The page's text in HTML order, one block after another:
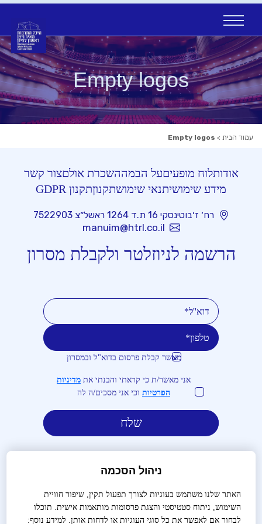
Skip
to
content
Empty logos
עמוד הבית >
Empty logos
אודותלוח מופעיםעל הבמההשכרת אולםצור קשר
מידע שימושיתנאי שימושתקנוןתקנון GDPR
רח׳ ז׳בוטינסקי 16 ת.ד 1264 ראשל״צ 7522903
manuim@htrl.co.il
הרשמה לניוזלטר ולקבלת מסרון
מאשר קבלת פרסום בדוא"ל ובמסרון
אני מאשר/ת כי קראתי והבנתי את מדיניות
הפרטיות וכי אני מסכים/ה לה
לבירורים והזמנות:03-9488666
ניהול הסכמה
האתר שלנו משתמש בעוגיות לצורך תפעול תקין, שיפור חוויית
השימוש, ניתוח סטטיסטי והצגת פרסומות מותאמות אישית. תוכלו
לבחור אם לאפשר את כל סוגי העוגיות או לדחות אותן. למידע נוסף: